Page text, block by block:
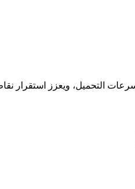
التحميل، ويعزز استقرار